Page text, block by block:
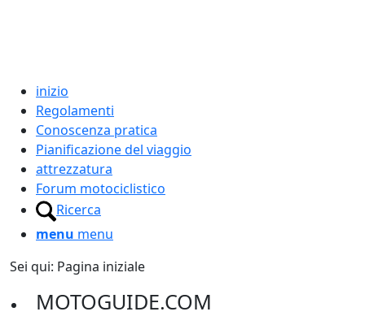
inizio
Regolamenti
Conoscenza pratica
Pianificazione del viaggio
attrezzatura
Forum motociclistico
Ricerca
menu menu
Sei qui: Pagina iniziale
MOTOGUIDE.COM